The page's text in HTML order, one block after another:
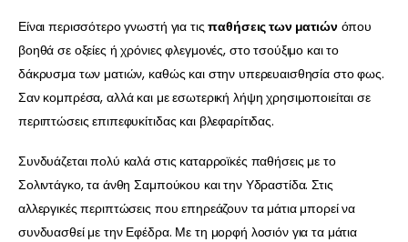
Είναι περισσότερο γνωστή για τιςπαθήσεις των ματιώνόπου
βοηθά σε οξείες ή χρόνιες φλεγμονές, στο τσούξιμο και το
δάκρυσμα των ματιών, καθώς και στην υπερευαισθησία στο φως.
Σαν κομπρέσα, αλλά και με εσωτερική λήψη χρησιμοποιείται σε
περιπτώσεις επιπεφυκίτιδας και βλεφαρίτιδας.
Συνδυάζεται πολύ καλά στις καταρροϊκές παθήσεις με το
Σολιντάγκο, τα άνθη Σαμπούκου και την Υδραστίδα. Στις
αλλεργικές περιπτώσεις που επηρεάζουν τα μάτια μπορεί να
συνδυασθεί με την Εφέδρα. Με τη μορφή λοσιόν για τα μάτια